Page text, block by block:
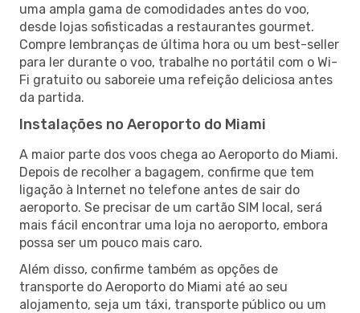
uma ampla gama de comodidades antes do voo,
desde lojas sofisticadas a restaurantes gourmet.
Compre lembranças de última hora ou um best-seller
para ler durante o voo, trabalhe no portátil com o Wi-
Fi gratuito ou saboreie uma refeição deliciosa antes
da partida.
Instalações no Aeroporto do Miami
A maior parte dos voos chega ao Aeroporto do Miami.
Depois de recolher a bagagem, confirme que tem
ligação à Internet no telefone antes de sair do
aeroporto. Se precisar de um cartão SIM local, será
mais fácil encontrar uma loja no aeroporto, embora
possa ser um pouco mais caro.
Além disso, confirme também as opções de
transporte do Aeroporto do Miami até ao seu
alojamento, seja um táxi, transporte público ou um